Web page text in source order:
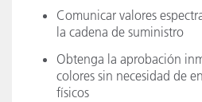
Comunicar valores
la cadena de suministro
Obtenga la aprobación
colores sin necesidad de
físicos